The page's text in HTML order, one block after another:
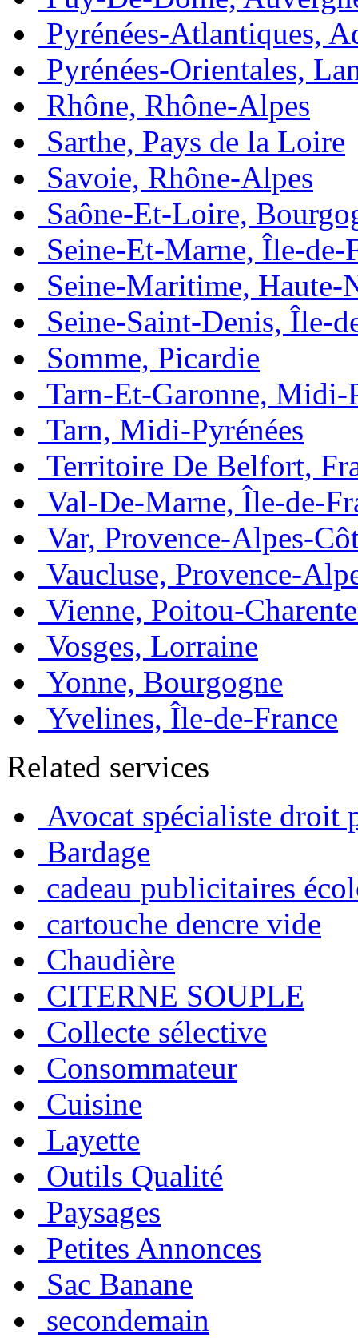
Pyrénées-Atlantiques,
Pyrénées-Orientales,
Rhône, Rhône-Alpes
Sarthe, Pays de la Loire
Savoie, Rhône-Alpes
Saône-Et-Loire,
Seine-Et-Marne, Île-de-
Seine-Maritime, Haute-
Seine-Saint-Denis, Île-
Somme, Picardie
Tarn-Et-Garonne, Midi-
Tarn, Midi-Pyrénées
Territoire De Belfort,
Val-De-Marne, Île-de-
Var, Provence-Alpes-
Vaucluse, Provence-
Vienne, Poitou-
Vosges, Lorraine
Yonne, Bourgogne
Yvelines, Île-de-France
Related services
Avocat spécialiste droit
Bardage
cadeau publicitaires
cartouche dencre vide
Chaudière
CITERNE SOUPLE
Collecte sélective
Consommateur
Cuisine
Layette
Outils Qualité
Paysages
Petites Annonces
Sac Banane
secondemain